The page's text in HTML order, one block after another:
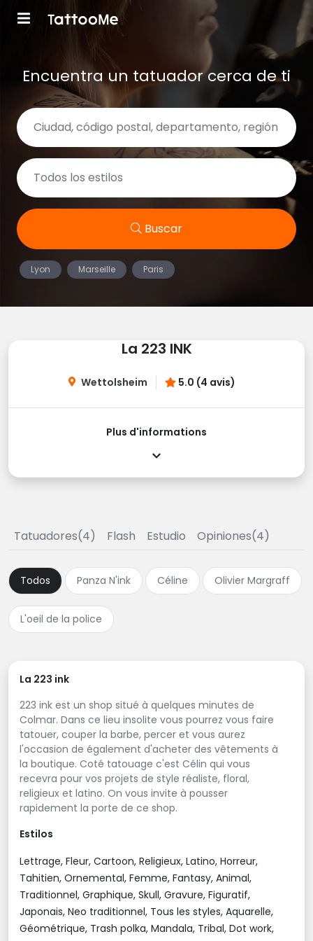
Encuentra un tatuador cerca de ti
Buscar
Lyon Marseille Paris
La 223 INK
Wettolsheim 5.0 (4 avis)
Plus d'informations
Tatuadores(4) Flash Estudio Opiniones(4)
Todos Panza N'ink Céline Olivier Margraff
L'oeil de la police
La 223 ink
223 ink est un shop situé à quelques minutes de
Colmar. Dans ce lieu insolite vous pourrez vous faire
tatouer, couper la barbe, percer et vous aurez
l'occasion de également d'acheter des vêtements à
la boutique. Coté tatouage c'est Célin qui vous
recevra pour vos projets de style réaliste, floral,
religieux et latino. On vous invite à pousser
rapidement la porte de ce shop.
Estilos
Lettrage, Fleur, Cartoon, Religieux, Latino, Horreur,
Tahitien, Ornemental, Femme, Fantasy, Animal,
Traditionnel, Graphique, Skull, Gravure, Figuratif,
Japonais, Neo traditionnel, Tous les styles, Aquarelle,
Géométrique, Trash polka, Mandala, Tribal, Dot work,